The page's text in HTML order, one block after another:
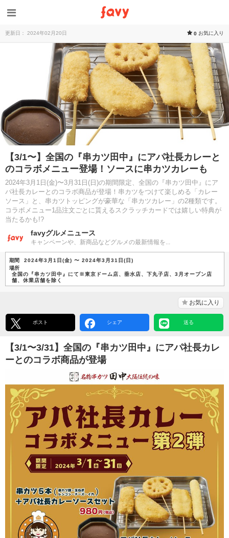
更新日： 2024年02月20日 0 お気に入り
【3/1〜】全国の『串カツ田中』にアパ社長カレーと
のコラボメニュー登場！ソースに串カツカレーも
2024年3月1日(金)〜3月31日(日)の期間限定、全国の『串カツ田中』にア
パ社長カレーとのコラボ商品が登場！串カツをつけて楽しめる「カレー
ソース」と、串カツトッピングが豪華な「串カツカレー」の2種類です。
コラボメニュー1品注文ごとに貰えるスクラッチカードでは嬉しい特典が
当たるかも!?
favyグルメニュース
キャンペーンや、新商品などグルメの最新情報を...
期間
2024年3月1日(金) 〜 2024年3月31日(日)
場所
全国の『串カツ田中』にて※東京ドーム店、垂水店、下丸子店、3月オープン店
舗、休業店舗を除く
お気に入り
ポスト シェア 送る
【3/1〜3/31】全国の『串カツ田中』にアパ社長カレ
ーとのコラボ商品が登場